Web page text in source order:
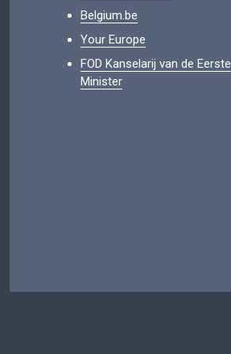
Belgium.be
Your Europe
FOD Kanselarij van de Eerste
Minister